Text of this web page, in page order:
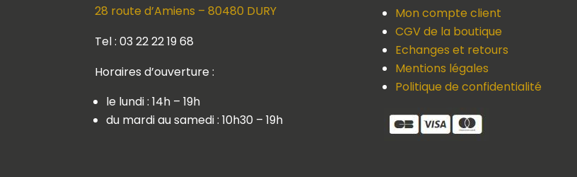
28 route d’Amiens – 80480 DURY
Tel : 03 22 22 19 68
Horaires d’ouverture :
le lundi : 14h – 19h
du mardi au samedi : 10h30 – 19h
Mon compte client
CGV de la boutique
Echanges et retours
Mentions légales
Politique de confidentialité